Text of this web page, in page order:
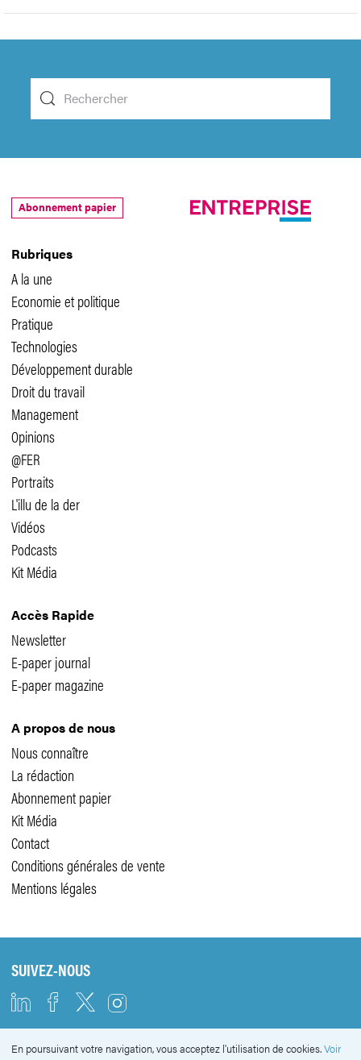
Rubriques
A la une
Economie et politique
Pratique
Technologies
Développement durable
Droit du travail
Management
Opinions
@FER
Portraits
L'illu de la der
Vidéos
Podcasts
Kit Média
Accès Rapide
Newsletter
E-paper journal
E-paper magazine
A propos de nous
Nous connaître
La rédaction
Abonnement papier
Kit Média
Contact
Conditions générales de vente
Mentions légales
Abonnement papier
SUIVEZ-NOUS
En poursuivant votre navigation, vous acceptez l'utilisation de cookies.Voir